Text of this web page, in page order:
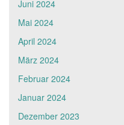
Juni 2024
Mai 2024
April 2024
März 2024
Februar 2024
Januar 2024
Dezember 2023